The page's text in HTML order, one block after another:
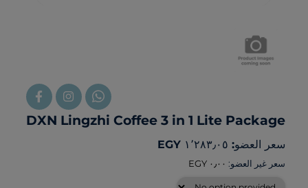
DXN Lingzhi Coffee 3 in 1 Lite Package
سعر العضو: ‏١٬٢٨٣٫٠٥ EGY
سعر غير العضو: